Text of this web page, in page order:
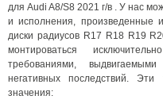
для Audi A8/S8 2021 г/в . У нас
и исполнения, произведенные
диски радиусов R17 R18 R19
монтироваться
требованиями,
негативных последствий. Эти
значения: